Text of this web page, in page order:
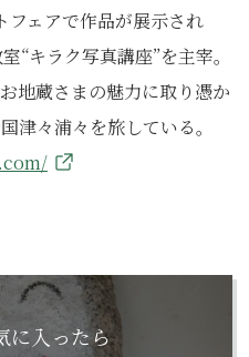
ェアで作品が展示され
“キラク写真講座”を主宰。
地蔵さまの魅力に取り憑か
津々浦々を旅している。
に入ったら